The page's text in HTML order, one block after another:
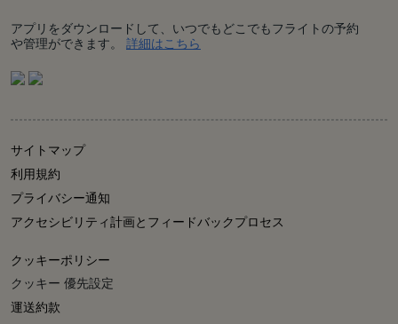
アプリをダウンロードして、いつでもどこでもフライトの予約
や管理ができます。 詳細はこちら
サイトマップ
利用規約
プライバシー通知
アクセシビリティ計画とフィードバックプロセス
クッキーポリシー
クッキー 優先設定
運送約款